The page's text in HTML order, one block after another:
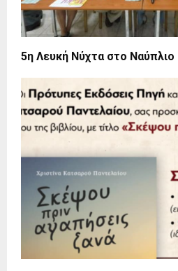
5η Λευκή Νύχτα στο